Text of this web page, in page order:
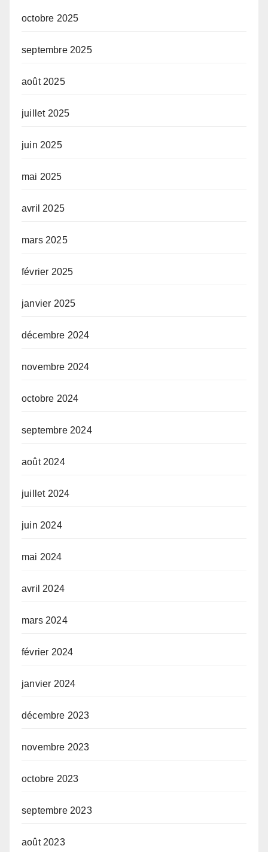
octobre 2025
septembre 2025
août 2025
juillet 2025
juin 2025
mai 2025
avril 2025
mars 2025
février 2025
janvier 2025
décembre 2024
novembre 2024
octobre 2024
septembre 2024
août 2024
juillet 2024
juin 2024
mai 2024
avril 2024
mars 2024
février 2024
janvier 2024
décembre 2023
novembre 2023
octobre 2023
septembre 2023
août 2023